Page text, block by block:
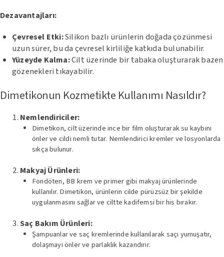
Dezavantajları:
Çevresel Etki:Silikon bazlı ürünlerin doğada çözünmesi
uzun sürer, bu da çevresel kirliliğe katkıda bulunabilir.
Yüzeyde Kalma:Cilt üzerinde bir tabaka oluşturarak bazen
gözenekleri tıkayabilir.
Dimetikonun Kozmetikte Kullanımı Nasıldır?
Nemlendiriciler:
Dimetikon, cilt üzerinde ince bir film oluşturarak su kaybını
önler ve cildi nemli tutar. Nemlendirici kremler ve losyonlarda
sıkça bulunur.
Makyaj Ürünleri:
Fondöten, BB krem ve primer gibi makyaj ürünlerinde
kullanılır. Dimetikon, ürünlerin cilde pürüzsüz bir şekilde
uygulanmasını sağlar ve ciltte kadifemsi bir his bırakır.
Saç Bakım Ürünleri:
Şampuanlar ve saç kremlerinde kullanılarak saçı yumuşatır,
dolaşmayı önler ve parlaklık kazandırır.